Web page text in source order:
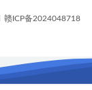
赣ICP备2024048718